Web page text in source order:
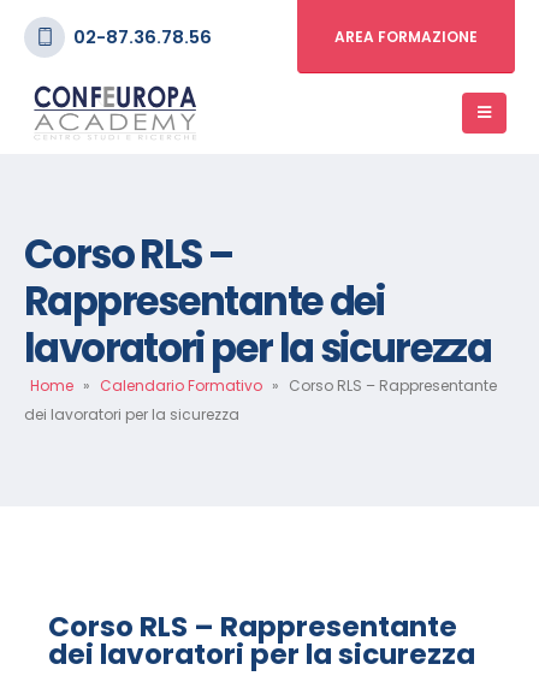
02-87.36.78.56 AREA FORMAZIONE
Corso RLS –
Rappresentante dei
lavoratori per la sicurezza
Home » Calendario Formativo » Corso RLS – Rappresentante
dei lavoratori per la sicurezza
Corso RLS – Rappresentante
dei lavoratori per la sicurezza